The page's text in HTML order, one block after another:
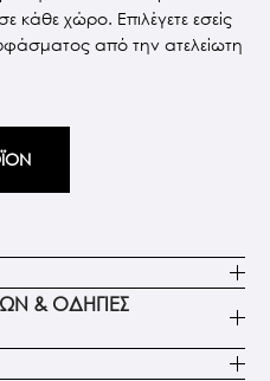
κάθε χώρο. Επιλέγετε εσείς
από την ατελείωτη
& ΟΔΗΓΙΕΣ